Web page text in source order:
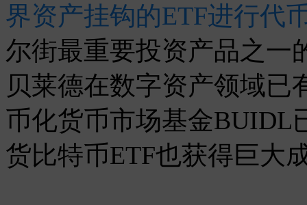
界资产挂钩的ETF进行代
尔街最重要投资产品之一
贝莱德在数字资产领域已
币化货币市场基金BUIDL
货比特币ETF也获得巨大